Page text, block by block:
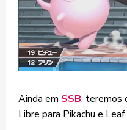
Ainda em SSB, teremos
Libre para Pikachu e